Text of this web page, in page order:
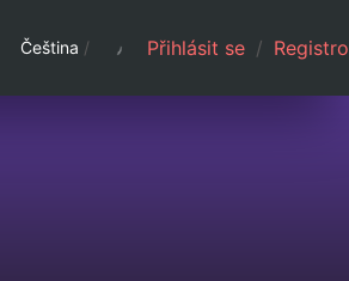
Čeština / Přihlásit se /